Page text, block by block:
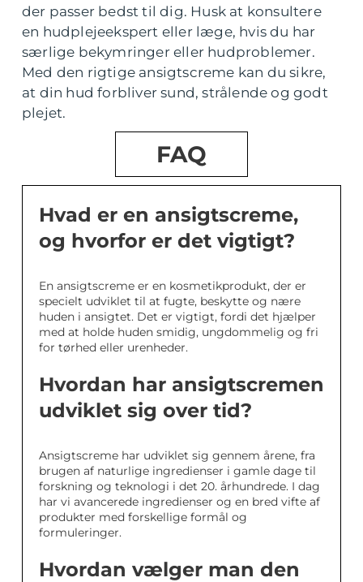
der passer bedst til dig. Husk at konsultere
en hudplejeekspert eller læge, hvis du har
særlige bekymringer eller hudproblemer.
Med den rigtige ansigtscreme kan du sikre,
at din hud forbliver sund, strålende og godt
plejet.
FAQ
Hvad er en ansigtscreme,
og hvorfor er det vigtigt?
En ansigtscreme er en kosmetikprodukt, der er
specielt udviklet til at fugte, beskytte og nære
huden i ansigtet. Det er vigtigt, fordi det hjælper
med at holde huden smidig, ungdommelig og fri
for tørhed eller urenheder.
Hvordan har ansigtscremen
udviklet sig over tid?
Ansigtscreme har udviklet sig gennem årene, fra
brugen af naturlige ingredienser i gamle dage til
forskning og teknologi i det 20. århundrede. I dag
har vi avancerede ingredienser og en bred vifte af
produkter med forskellige formål og
formuleringer.
Hvordan vælger man den